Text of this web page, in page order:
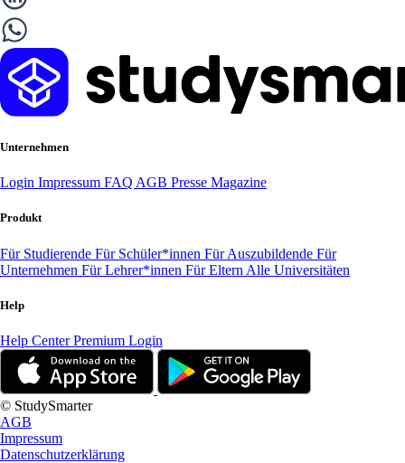
Unternehmen
Login Impressum FAQ AGB Presse Magazine
Produkt
Für Studierende Für Schüler*innen Für Auszubildende Für
Unternehmen Für Lehrer*innen Für Eltern Alle Universitäten
Help
Help CenterPremium Login
© StudySmarter
AGB
Impressum
Datenschutzerklärung